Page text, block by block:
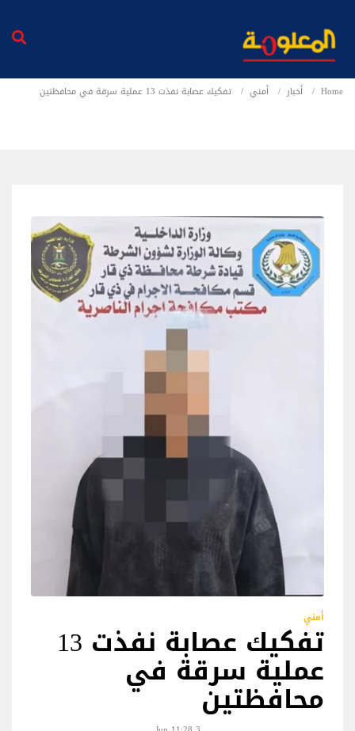
Home أخبار أمني تفكيك عصابة نفذت 13 عملية سرقة في محافظتين
أمني
تفكيك عصابة نفذت 13
عملية سرقة في
محافظتين